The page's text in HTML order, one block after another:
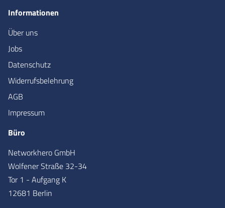
Informationen
Über uns
Jobs
Datenschutz
Widerrufsbelehrung
AGB
Impressum
Büro
Networkhero GmbH
Wolfener Straße 32-34
Tor 1 - Aufgang K
12681 Berlin